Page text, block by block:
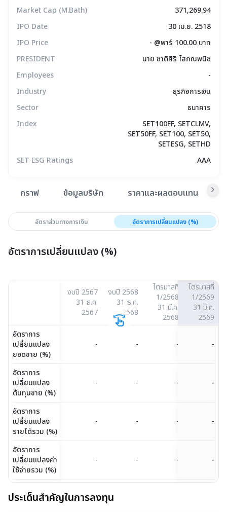
Market Cap (M.Bath)
371,269.94
IPO Date
30 เม.ย. 2518
IPO Price
- @พาร์ 100.00 บาท
PRESIDENT
นาย ชาติศิริ โสภณพนิช
Employees
-
Industry
ธุรกิจการเงิน
Sector
ธนาคาร
Index
SET100FF, SETCLMV,
SET50FF, SET100, SET50,
SETESG, SETHD
SET ESG Ratings
AAA
กราฟ
ข้อมูลบริษัท ราคาและผลตอบแทน
อัตราส่วนทางการเงิน อัตราการเปลี่ยนแปลง (%)
อัตราการเปลี่ยนแปลง (%)
งบปี 2567
31 ธ.ค.
2567
งบปี 2568
31 ธ.ค.
2568
ไตรมาสที่
1/2568
31 มี.ค.
2568
ไตรมาสที่
1/2569
31 มี.ค.
2569
อัตราการ
เปลี่ยนแปลง
ยอดขาย (%)
- - - -
อัตราการ
เปลี่ยนแปลง
ต้นทุนขาย (%)
- - - -
อัตราการ
เปลี่ยนแปลง
รายได้รวม (%)
- - - -
อัตราการ
เปลี่ยนแปลงค่า
ใช้จ่ายรวม (%)
- - - -
เปลี่ยนแปลง
8.59
swipe
ประเด็นสำคัญในการลงทุน